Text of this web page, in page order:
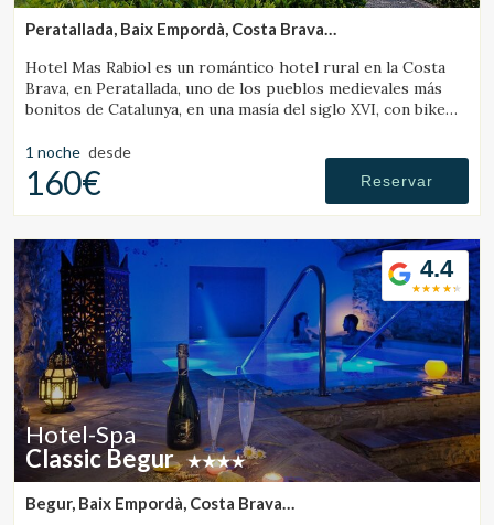
Peratallada, Baix Empordà, Costa Brava
Hotel Mas Rabiol es un romántico hotel rural en la Costa
Brava, en Peratallada, uno de los pueblos medievales más
bonitos de Catalunya, en una masía del siglo XVI, con bike
1 noche desde
160€ Reservar
4.4
Hotel-Spa
Classic Begur
Begur, Baix Empordà, Costa Brava